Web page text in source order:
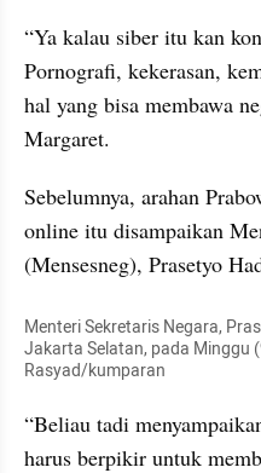
“Ya kalau siber itu kan
Pornografi, kekerasan,
hal yang bisa membawa
Margaret.
Sebelumnya, arahan
online itu disampaikan
(Mensesneg), Prasetyo
Menteri Sekretaris Negara,
Jakarta Selatan, pada
Rasyad/kumparan
“Beliau tadi
harus berpikir untuk